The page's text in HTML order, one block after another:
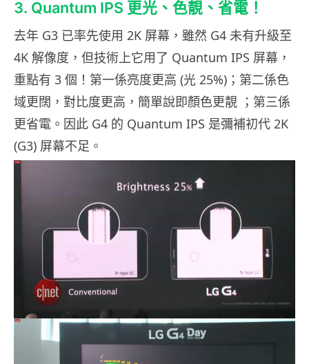
3. Quantum IPS 更光、色靚、省電！
去年 G3 已率先使用 2K 屏幕，雖然 G4 未有升級至
4K 解像度，但技術上它用了 Quantum IPS 屏幕，
重點有 3 個！第一係亮度更高 (光 25%)；第二係色
域更闊，對比度更高，簡單說即顏色更靚 ；第三係
更省電。因此 G4 的 Quantum IPS 是彌補初代 2K
(G3) 屏幕不足。